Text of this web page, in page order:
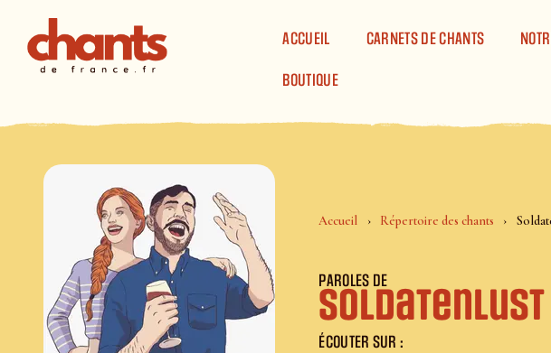
ACCUEIL
CARNETS DE CHANTS
BOUTIQUE
Accueil Répertoire des chants
PAROLES DE
Soldatenlust
ÉCOUTER SUR :